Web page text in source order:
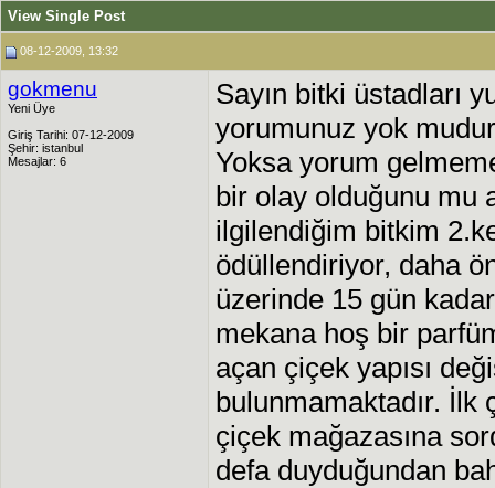
View Single Post
08-12-2009, 13:32
gokmenu
Yeni Üye
Giriş Tarihi: 07-12-2009
Şehir: istanbul
Mesajlar: 6
Sayın bitki üstadları
yorumunuz yok
Yoksa yorum
bir olay olduğunu mu
ilgilendiğim bitkim
ödüllendiriyor, daha
üzerinde 15 gün
mekana hoş bir
açan çiçek yapısı
bulunmamaktadır. İlk
çiçek mağazasına
defa duyduğundan